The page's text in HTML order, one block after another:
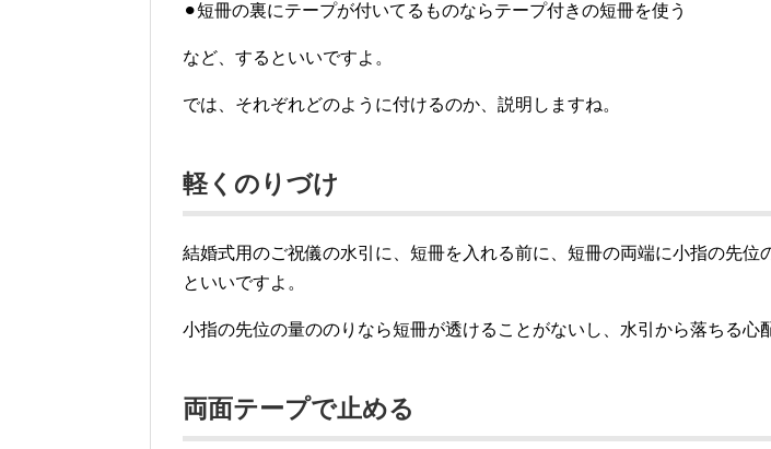
⚫︎短冊の裏にテープが付いてるものならテープ付きの短冊を使う
など、するといいですよ。
では、それぞれどのように付けるのか、説明しますね。
軽くのりづけ
結婚式用のご祝儀の水引に、短冊を入れる前に、短冊の両端に小指の先位
といいですよ。
小指の先位の量ののりなら短冊が透けることがないし、水引から落ちる心
両面テープで止める